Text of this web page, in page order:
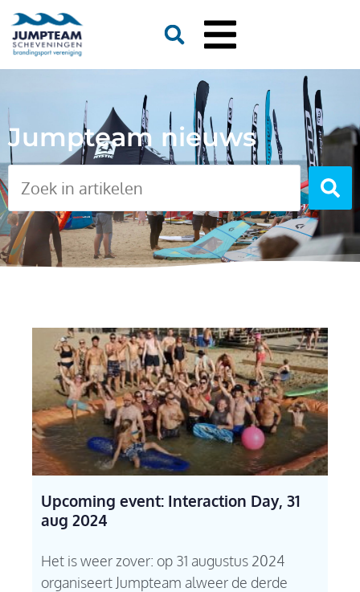
Jumpteam nieuws
Upcoming event: Interaction Day, 31
aug 2024
Het is weer zover: op 31 augustus 2024
organiseert Jumpteam alweer de derde